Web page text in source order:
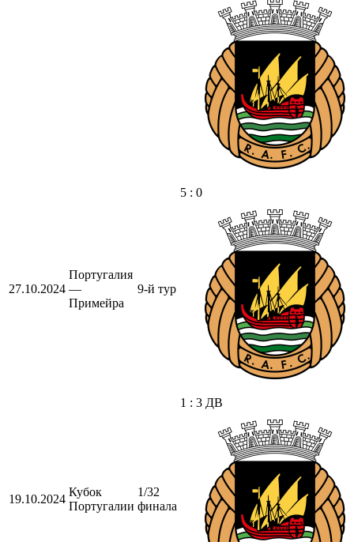
27.10.2024
Португалия
—
Примейра
9-й тур
5 : 0
19.10.2024
Кубок
Португалии
1/32
финала
1 : 3 ДВ